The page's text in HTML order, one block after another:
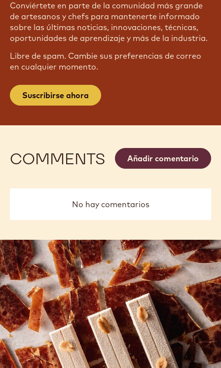
Conviértete en parte de la comunidad más grande
de artesanos y chefs para mantenerte informado
sobre las últimas noticias, innovaciones, técnicas,
oportunidades de aprendizaje y más de la industria.
Libre de spam. Cambie sus preferencias de correo
en cualquier momento.
Suscribirse ahora
COMMENTS Añadir comentario
No hay comentarios